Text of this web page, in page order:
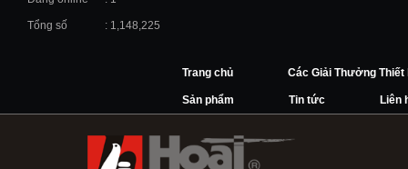
Tổng số : 1,148,225
Trang chủ Các Giải Thưởng Thiết
Sản phẩm Tin tức Liên